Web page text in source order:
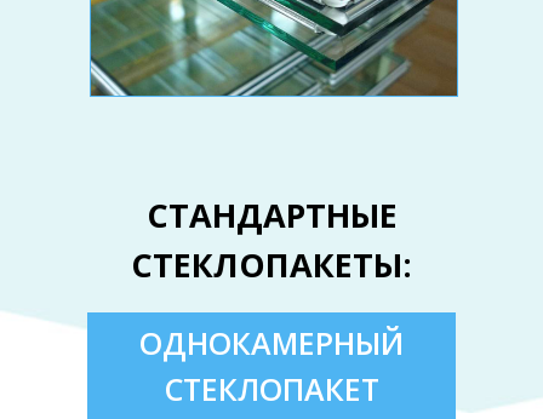
ОДНОКАМЕРНЫЙ
СТЕКЛОПАКЕТ
СТАНДАРТНЫЕ
СТЕКЛОПАКЕТЫ: